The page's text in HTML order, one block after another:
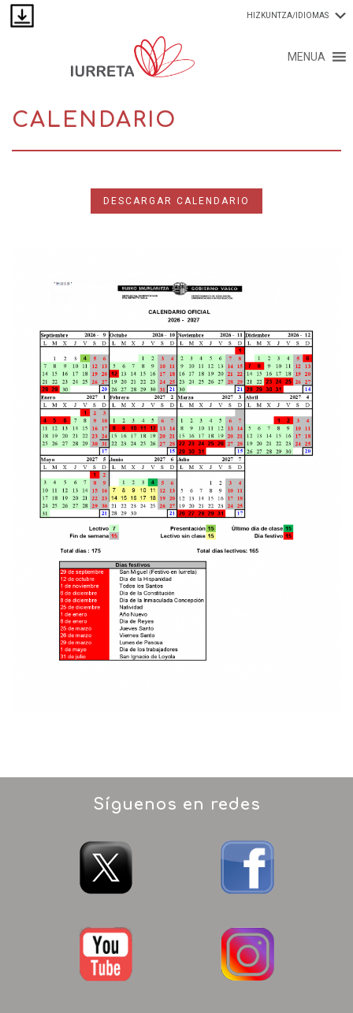
HIZKUNTZA/IDIOMAS
MENUA
CALENDARIO
DESCARGAR CALENDARIO
Síguenos en redes